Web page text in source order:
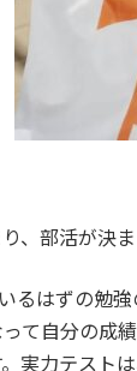
、部活が決
るはずの勉
て自分の成
実力テスト